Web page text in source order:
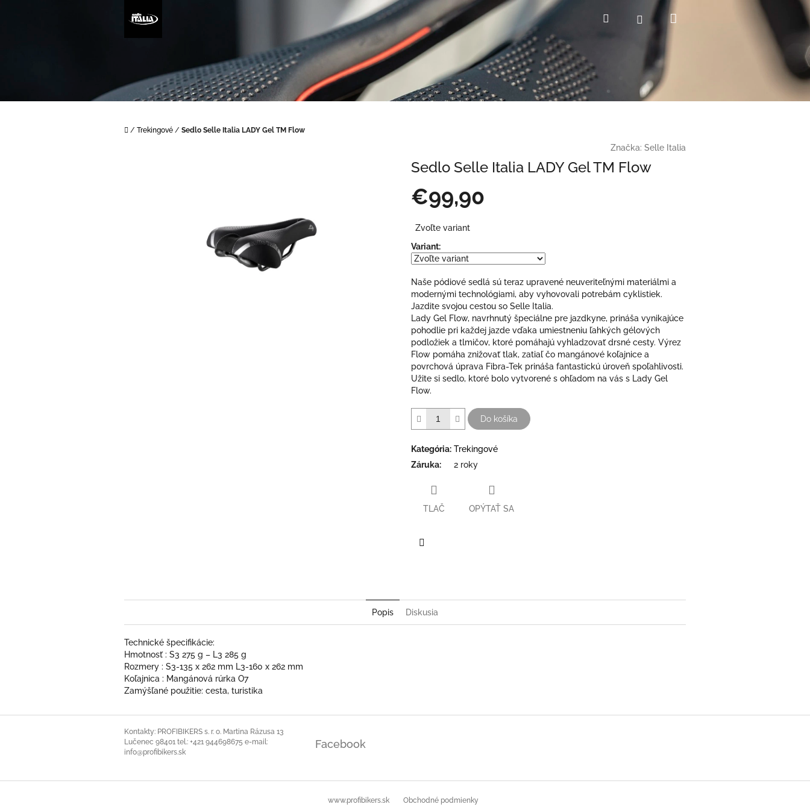
Hľadať Prihlásenie
Domov
/ Trekingové / Sedlo Selle Italia LADY Gel TM Flow
Značka: Selle Italia
Sedlo Selle Italia LADY Gel TM Flow
€99,90
cena:
Zvoľte variant
Variant:
Naše pódiové sedlá sú teraz upravené neuveriteľnými materiálmi a
modernými technológiami, aby vyhovovali potrebám cyklistiek.
Jazdite svojou cestou so Selle Italia.
Lady Gel Flow, navrhnutý špeciálne pre jazdkyne, prináša vynikajúce
pohodlie pri každej jazde vďaka umiestneniu ľahkých gélových
podložiek a tlmičov, ktoré pomáhajú vyhladzovať drsné cesty. Výrez
Flow pomáha znižovať tlak, zatiaľ čo mangánové koľajnice a
povrchová úprava Fibra-Tek prináša fantastickú úroveň spoľahlivosti.
Užite si sedlo, ktoré bolo vytvorené s ohľadom na vás s Lady Gel
Flow.
Do košíka
Kategória: Trekingové
Záruka: 2 roky
TLAČ OPÝTAŤ SA
Popis Diskusia
Technické špecifikácie:
Hmotnosť : S3 275 g – L3 285 g
Rozmery : S3-135 x 262 mm L3-160 x 262 mm
Koľajnica : Mangánová rúrka O7
Zamýšľané použitie: cesta, turistika
Kontakty: PROFIBIKERS s. r. o. Martina Rázusa 13
Lučenec 98401 tel.: +421 944698675 e-mail:
info@profibikers.sk
Facebook
www.profibikers.sk Obchodné podmienky